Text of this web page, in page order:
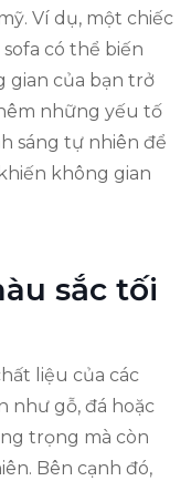
Ví dụ, một chiếc
có thể biến
gian của bạn trở
những yếu tố
sáng tự nhiên để
không gian
sắc tối
liệu của các
như gỗ, đá hoặc
trọng mà còn
Bên cạnh đó,